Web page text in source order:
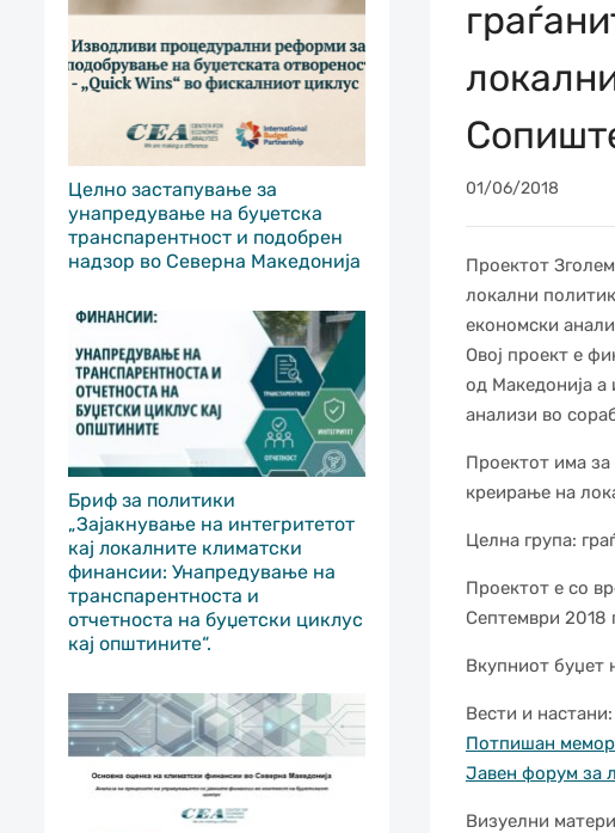
Целно застапување за
унапредување на буџетска
транспарентност и подобрен
надзор во Северна Македонија
Бриф за политики
„Зајакнување на интегритетот
кај локалните климатски
финансии: Унапредување на
транспарентноста и
отчетноста на буџетски циклус
кај општините“.
01/06/2018
Проектот
локални
економски
Овој проект е
од Македонија
анализи во
Проектот има за
креирање на
Целна група:
Проектот е со
Септември 2018
Вкупниот буџет
Вести и настани:
Потпишан
Јавен форум за
Визуелни